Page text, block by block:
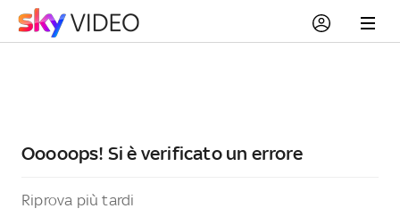
Ooooops! Si è verificato un errore
Riprova più tardi